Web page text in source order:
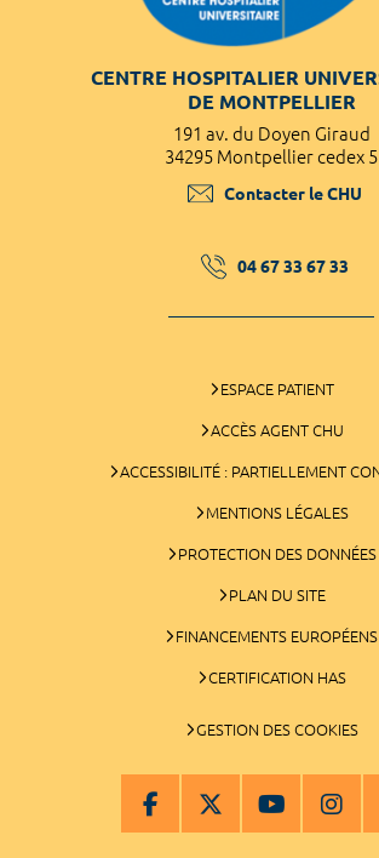
CENTRE HOSPITALIER
DE MONTPELLIER
191 av. du Doyen Giraud
34295 Montpellier cedex 5
Contacter le CHU
04 67 33 67 33
ESPACE PATIENT
ACCÈS AGENT CHU
ACCESSIBILITÉ : PARTIELLEMENT
MENTIONS LÉGALES
PROTECTION DES DONNÉES
PLAN DU SITE
FINANCEMENTS EUROPÉENS
CERTIFICATION HAS
GESTION DES COOKIES